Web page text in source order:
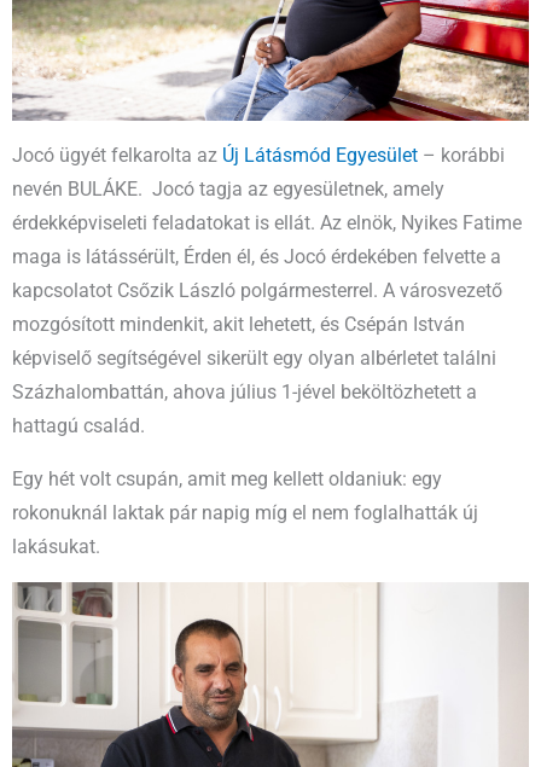
Jocó ügyét felkarolta az Új Látásmód Egyesület – korábbi
nevén BULÁKE. Jocó tagja az egyesületnek, amely
érdekképviseleti feladatokat is ellát. Az elnök, Nyikes Fatime
maga is látássérült, Érden él, és Jocó érdekében felvette a
kapcsolatot Csőzik László polgármesterrel. A városvezető
mozgósított mindenkit, akit lehetett, és Csépán István
képviselő segítségével sikerült egy olyan albérletet találni
Százhalombattán, ahova július 1-jével beköltözhetett a
hattagú család.
Egy hét volt csupán, amit meg kellett oldaniuk: egy
rokonuknál laktak pár napig míg el nem foglalhatták új
lakásukat.